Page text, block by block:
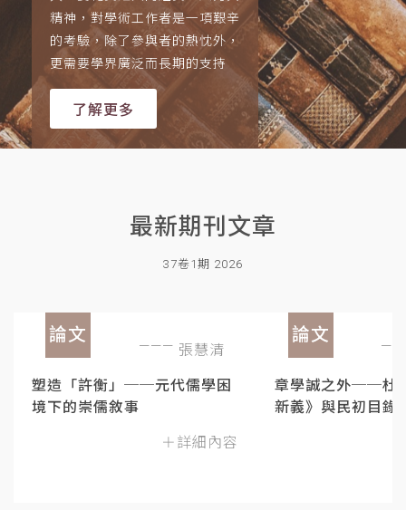
精神，對學術工作者是一項艱辛
的考驗，除了參與者的熱忱外，
更需要學界廣泛而長期的支持
了解更多
最新期刊文章
37卷1期 2026
論文
張慧清
塑造「許衡」──元代儒學困
境下的崇儒敘事
＋詳細內容
論文
章學誠之外──杜
新義》與民初目錄